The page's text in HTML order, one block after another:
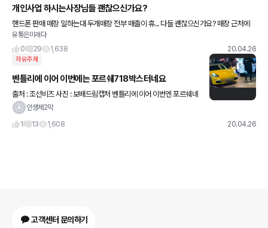
개인사업 하시는사장님들 괜찮으신가요?
핸드폰 판매 매장 일하는대 두개매장 전부 매출이 휴... 다들 괜찮으신가요? 매장 근처에
토막 살인 사건나서 장사 안됐을때보다 심하니원..
유통은미래다
0
29 1,638 20.04.26
자유주제
벤틀리에 이어 이번에는 포르쉐718박스터네요
출처 : 조선비즈 사진 : 보배드림캡처 벤틀리에 이어 이번엔 포르쉐네
용. 술취하면 용감해지는건 맞지만..참 순간의 객기로.. 많은것들을 잃
인생제2막
1
13 1,608 20.04.26
고객센터 문의하기